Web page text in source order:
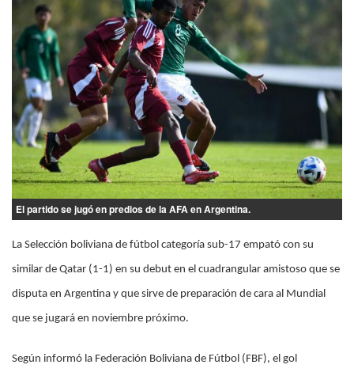
El partido se jugó en predios de la AFA en Argentina.
La Selección boliviana de fútbol categoría sub-17 empató con su
similar de Qatar (1-1) en su debut en el cuadrangular amistoso que se
disputa en Argentina y que sirve de preparación de cara al Mundial
que se jugará en noviembre próximo.
Según informó la Federación Boliviana de Fútbol (FBF), el gol